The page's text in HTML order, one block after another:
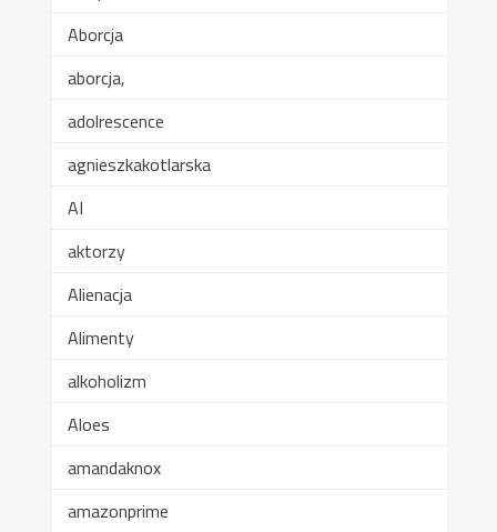
Aborcja
aborcja,
adolrescence
agnieszkakotlarska
AI
aktorzy
Alienacja
Alimenty
alkoholizm
Aloes
amandaknox
amazonprime